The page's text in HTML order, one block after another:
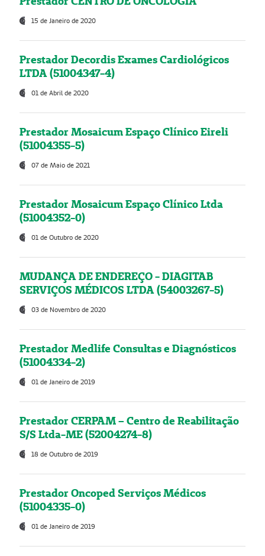
15 de Janeiro de 2020
Prestador Decordis Exames Cardiológicos
LTDA (51004347-4)
01 de Abril de 2020
Prestador Mosaicum Espaço Clínico Eireli
(51004355-5)
07 de Maio de 2021
Prestador Mosaicum Espaço Clínico Ltda
(51004352-0)
01 de Outubro de 2020
MUDANÇA DE ENDEREÇO - DIAGITAB
SERVIÇOS MÉDICOS LTDA (54003267-5)
03 de Novembro de 2020
Prestador Medlife Consultas e Diagnósticos
(51004334-2)
01 de Janeiro de 2019
Prestador CERPAM – Centro de Reabilitação
S/S Ltda-ME (52004274-8)
18 de Outubro de 2019
Prestador Oncoped Serviços Médicos
(51004335-0)
01 de Janeiro de 2019